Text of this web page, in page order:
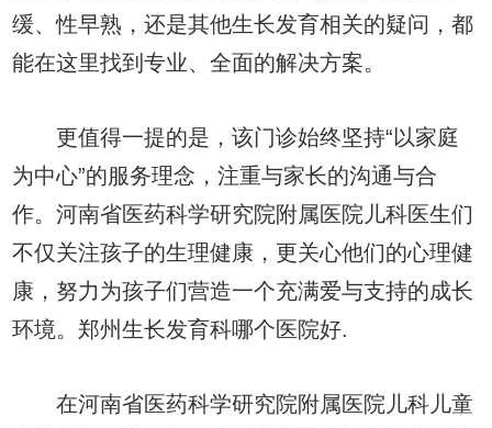
缓、性早熟，还是其他生长发育相关的疑问，都
能在这里找到专业、全面的解决方案。
更值得一提的是，该门诊始终坚持“以家庭
为中心”的服务理念，注重与家长的沟通与合
作。河南省医药科学研究院附属医院儿科医生们
不仅关注孩子的生理健康，更关心他们的心理健
康，努力为孩子们营造一个充满爱与支持的成长
环境。郑州生长发育科哪个医院好.
在河南省医药科学研究院附属医院儿科儿童